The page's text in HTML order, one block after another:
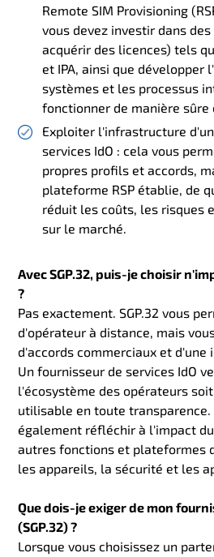
Remote SIM Provisioning
vous devez investir dans
acquérir des licences) tels
et IPA, ainsi que développer
systèmes et les processus
fonctionner de manière sûre
Exploiter l'infrastructure
services IdO : cela vous
propres profils et accords,
plateforme RSP établie, de
réduit les coûts, les risques
sur le marché.
Avec SGP.32, puis-je choisir
?
Pas exactement. SGP.32 vous
d'opérateur à distance, mais
d'accords commerciaux et d'une
Un fournisseur de services IdO
l'écosystème des opérateurs
utilisable en toute transparence.
également réfléchir à l'impact
autres fonctions et plateformes
les appareils, la sécurité et les
Que dois-je exiger de mon
(SGP.32) ?
Lorsque vous choisissez un